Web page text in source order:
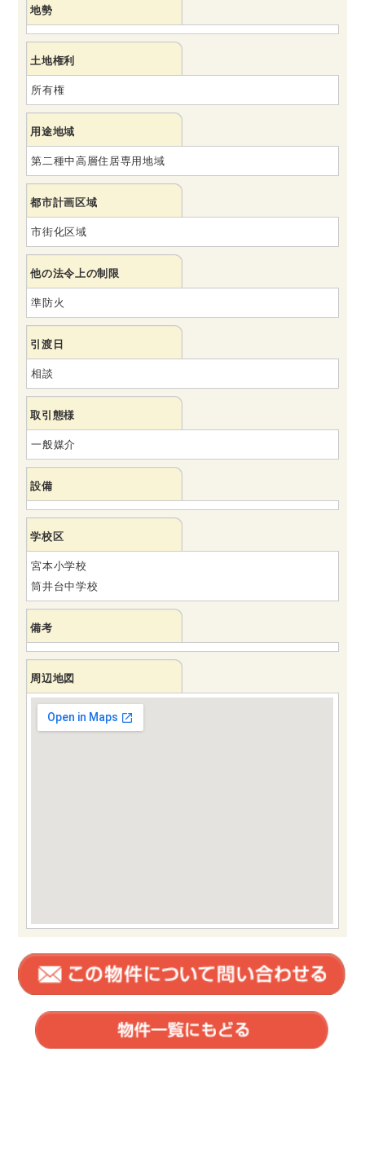
地勢
土地権利
所有権
用途地域
第二種中高層住居専用地域
都市計画区域
市街化区域
他の法令上の制限
準防火
引渡日
相談
取引態様
一般媒介
設備
学校区
宮本小学校
筒井台中学校
備考
周辺地図